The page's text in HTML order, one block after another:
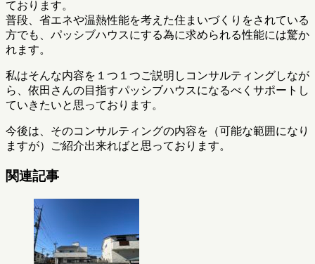
ております。
普段、省エネや温熱性能を考えた住まいづくりをされている
方でも、パッシブハウスにする為に求められる性能には驚か
れます。
私はそんな内容を１つ１つご説明しコンサルティングしなが
ら、依田さんの目指すパッシブハウスになるべくサポートし
ていきたいと思っております。
今後は、そのコンサルティングの内容を（可能な範囲になり
ますが）ご紹介出来ればと思っております。
関連記事